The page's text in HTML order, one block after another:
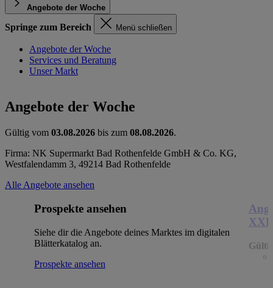
Angebote der Woche
Springe zum Bereich Menü schließen
Angebote der Woche
Services und Beratung
Unser Markt
Angebote der Woche
Gültig vom 03.08.2026 bis zum 08.08.2026.
Firma: NK Supermarkt Bad Rothenfelde GmbH & Co. KG,
Westfalendamm 3, 49214 Bad Rothenfelde
Alle Angebote ansehen
Prospekte ansehen
Siehe dir die Angebote deines Marktes im digitalen
Blätterkatalog an.
Prospekte ansehen
XXL